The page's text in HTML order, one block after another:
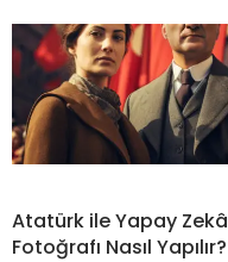
Atatürk ile Yapay Zekâ
Fotoğrafı Nasıl Yapılır?